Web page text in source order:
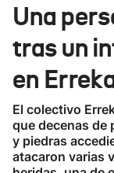
Una
tras un
en
El colectivo
que decenas de
y piedras
atacaron varias